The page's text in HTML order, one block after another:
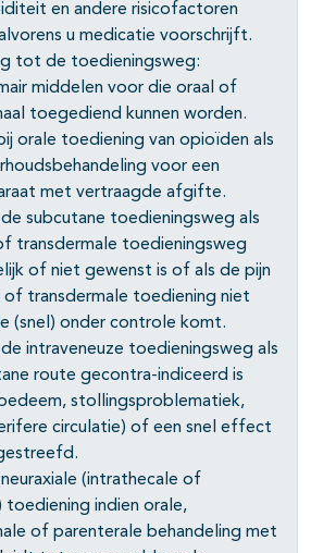
en andere risicofactoren
u medicatie voorschrijft.
tot de toedieningsweg:
middelen voor die oraal of
toegediend kunnen worden.
orale toediening van opioïden als
voor een
met vertraagde afgifte.
de subcutane toedieningsweg als
transdermale toedieningsweg
of niet gewenst is of als de pijn
transdermale toediening niet
(snel) onder controle komt.
de intraveneuze toedieningsweg als
route gecontra-indiceerd is
stollingsproblematiek,
circulatie) of een snel effect
(intrathecale of
toediening indien orale,
of parenterale behandeling met